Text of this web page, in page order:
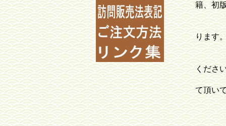
籍、初
錦絵
全国
ります
常時
くださ
また
て頂い